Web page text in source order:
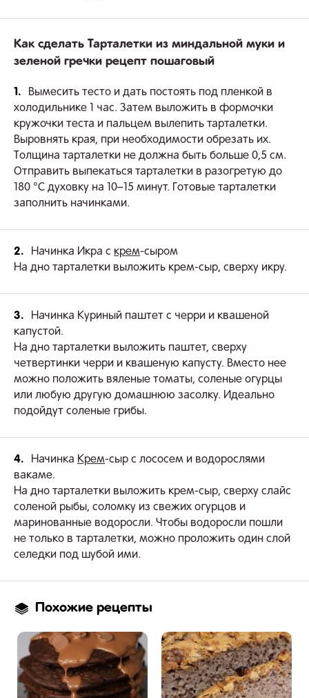
Как сделать Тарталетки из миндальной муки и
зеленой гречки рецепт пошаговый
1.
Вымесить тесто и дать постоять под пленкой в
холодильнике 1 час. Затем выложить в формочки
кружочки теста и пальцем вылепить тарталетки.
Выровнять края, при необходимости обрезать их.
Толщина тарталетки не должна быть больше 0,5 см.
Отправить выпекаться тарталетки в разогретую до
180 °С духовку на 10–15 минут. Готовые тарталетки
заполнить начинками.
2. Начинка Икра с крем-сыром
На дно тарталетки выложить крем-сыр, сверху икру.
3.
Начинка Куриный паштет с черри и квашеной
капустой.
На дно тарталетки выложить паштет, сверху
четвертинки черри и квашеную капусту. Вместо нее
можно положить вяленые томаты, соленые огурцы
или любую другую домашнюю засолку. Идеально
подойдут соленые грибы.
4. Начинка Крем-сыр с лососем и водорослями
вакаме.
На дно тарталетки выложить крем-сыр, сверху слайс
соленой рыбы, соломку из свежих огурцов и
маринованные водоросли. Чтобы водоросли пошли
не только в тарталетки, можно проложить один слой
селедки под шубой ими.
Похожие рецепты